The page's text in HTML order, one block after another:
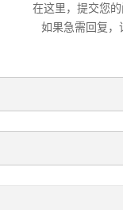
在这里，提交您
如果急需回复，